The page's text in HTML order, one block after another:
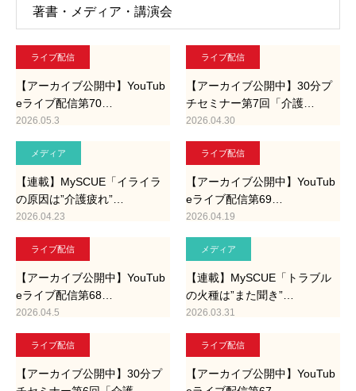
著書・メディア・講演会
ライブ配信
【アーカイブ公開中】YouTub
eライブ配信第70…
2026.05.3
ライブ配信
【アーカイブ公開中】30分プ
チセミナー第7回「介護…
2026.04.30
メディア
【連載】MySCUE「イライラ
の原因は”介護疲れ”…
2026.04.23
ライブ配信
【アーカイブ公開中】YouTub
eライブ配信第69…
2026.04.19
ライブ配信
【アーカイブ公開中】YouTub
eライブ配信第68…
2026.04.5
メディア
【連載】MySCUE「トラブル
の火種は”また聞き”…
2026.03.31
ライブ配信
【アーカイブ公開中】30分プ
ライブ配信
【アーカイブ公開中】YouTub